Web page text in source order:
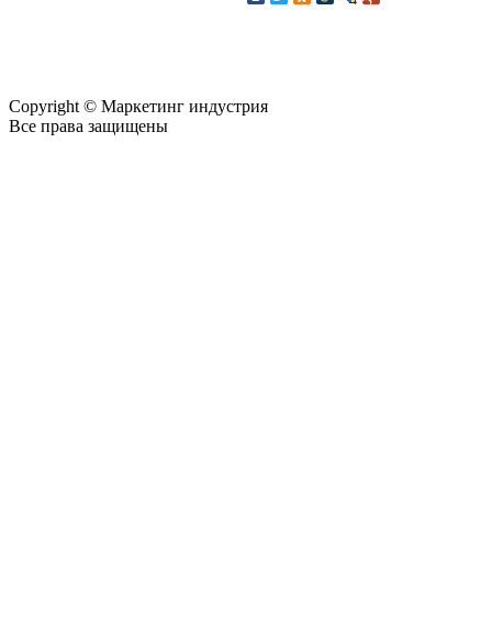
Copyright © Маркетинг индустрия
Все права защищены